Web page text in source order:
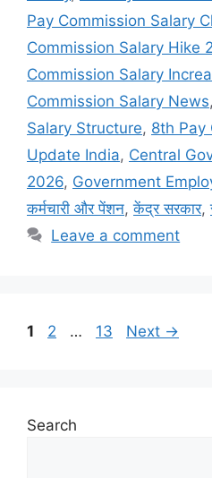
Pay Commission Salary
Commission Salary Hike
Commission Salary
Commission Salary News,
Salary Structure, 8th Pay
Update India, Central
2026, Government
कर्मचारी और पेंशन,केंद्र सरकार,
Leave a comment
Page
1 Page
2 … Page
13 Next →
Search